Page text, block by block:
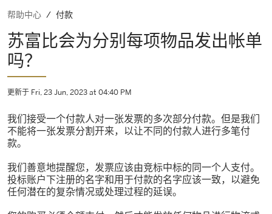
帮助中心 付款
苏富比会为分别每项物品发出帐单
吗？
更新于 Fri, 23 Jun, 2023 at 04:40 PM
我们接受一个付款人对一张发票的多次部分付款。但是我们
不能将一张发票分割开来，以让不同的付款人进行多笔付
款。
我们善意地提醒您，发票应该由竞标中标的同一个人支付。
投标账户下注册的名字和用于付款的名字应该一致，以避免
任何潜在的复杂情况或处理过程的延误。